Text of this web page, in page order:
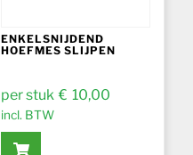
ENKELSNIJDEND
HOEFMES SLIJPEN
€ 10,00
incl. BTW